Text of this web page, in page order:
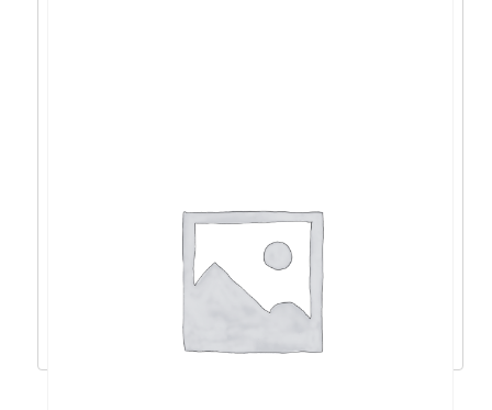
8840HS/16GB/512GB/15,6″FHD/W11 –
NX.KVXEX.005
921,38€ 829,24 €
Dodaj u košaricu